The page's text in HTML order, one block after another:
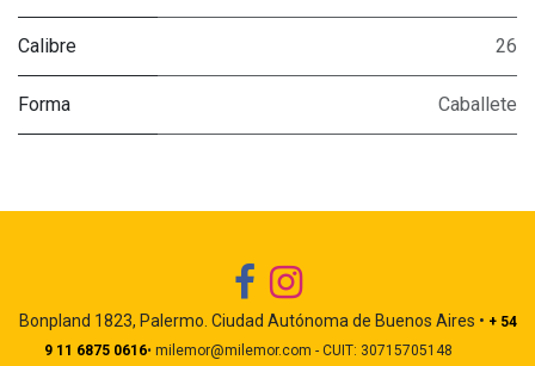
Calibre 26
Forma Caballete
Bonpland 1823, Palermo. Ciudad Autónoma de Buenos Aires • + 54
9 11 6875 0616• milemor@milemor.com - CUIT: 30715705148